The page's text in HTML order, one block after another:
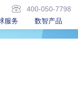
400-050-7798
服务
数智产品